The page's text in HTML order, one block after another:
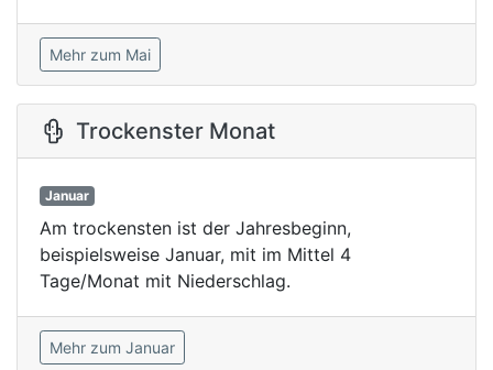
Mehr zum Mai
Trockenster Monat
Januar
Am trockensten ist der Jahresbeginn,
beispielsweise Januar, mit im Mittel 4
Tage/Monat mit Niederschlag.
Mehr zum Januar